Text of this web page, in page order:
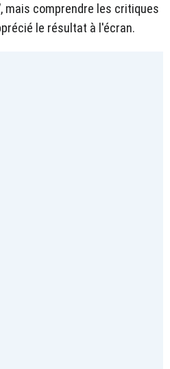
, mais comprendre les critiques
le résultat à l'écran.